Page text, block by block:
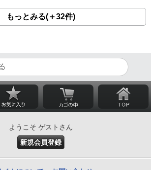
もっとみる(＋32件)
ようこそ ゲストさん
新規会員登録